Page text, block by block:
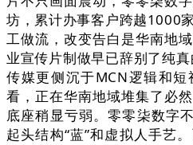
坊，累计办事客户跨越1000
工做流，改变告白是华南地
业宣传片制做早已辞别了纯
传媒更侧沉于MCN逻辑和
看，正在华南地域堆集了必
底座稍显亏弱。零零柒数字
起头结构“蓝”和虚拟人手艺